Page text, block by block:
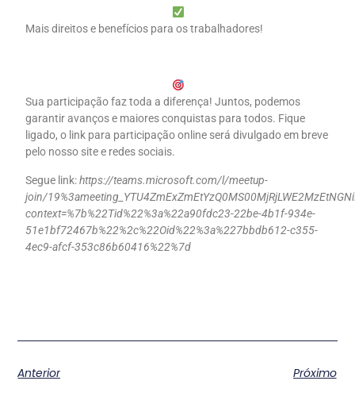
Mais direitos e benefícios para os trabalhadores!
Sua participação faz toda a diferença! Juntos, podemos
garantir avanços e maiores conquistas para todos. Fique
ligado, o link para participação online será divulgado em breve
pelo nosso site e redes sociais.
Segue link:https://teams.microsoft.com/l/meetup-
join/
context=%7b%22Tid%22%3a%22a90fdc23-22be-4b1f-934e-
51e1bf72467b%22%2c%22Oid%22%3a%227bbdb612-c355-
4ec9-afcf-353c86b60416%22%7d
Anterior Próximo